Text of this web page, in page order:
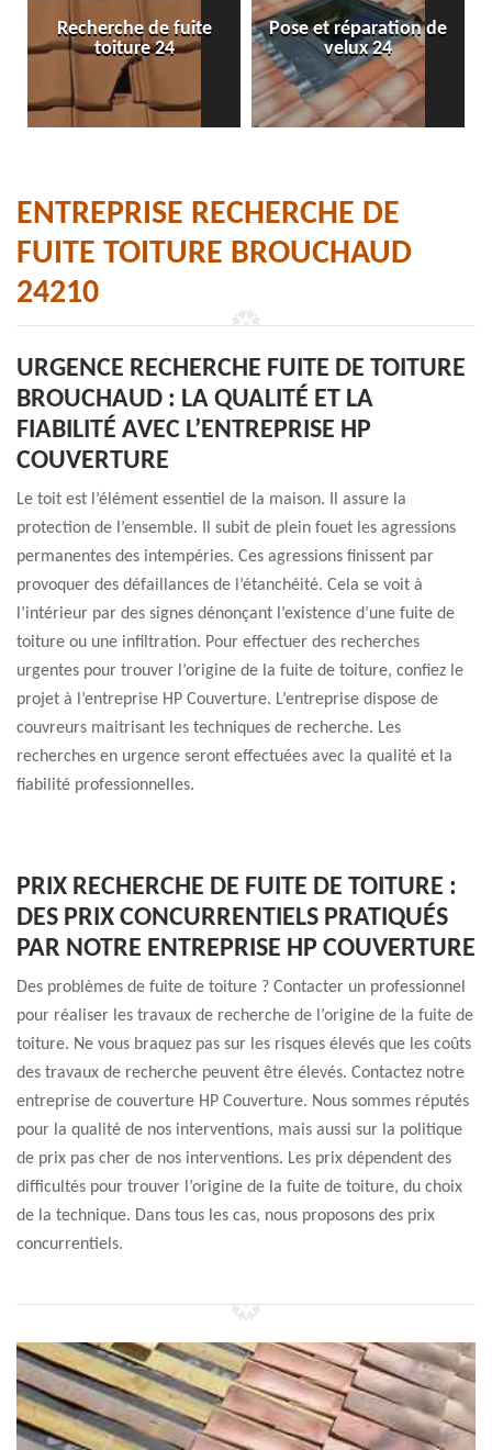
Recherche de fuite
toiture 24
Pose et réparation de
velux 24
ENTREPRISE RECHERCHE DE
FUITE TOITURE BROUCHAUD
24210
URGENCE RECHERCHE FUITE DE TOITURE
BROUCHAUD : LA QUALITÉ ET LA
FIABILITÉ AVEC L’ENTREPRISE HP
COUVERTURE
Le toit est l’élément essentiel de la maison. Il assure la
protection de l’ensemble. Il subit de plein fouet les agressions
permanentes des intempéries. Ces agressions finissent par
provoquer des défaillances de l’étanchéité. Cela se voit à
l’intérieur par des signes dénonçant l’existence d’une fuite de
toiture ou une infiltration. Pour effectuer des recherches
urgentes pour trouver l’origine de la fuite de toiture, confiez le
projet à l’entreprise HP Couverture. L’entreprise dispose de
couvreurs maitrisant les techniques de recherche. Les
recherches en urgence seront effectuées avec la qualité et la
fiabilité professionnelles.
PRIX RECHERCHE DE FUITE DE TOITURE :
DES PRIX CONCURRENTIELS PRATIQUÉS
PAR NOTRE ENTREPRISE HP COUVERTURE
Des problèmes de fuite de toiture ? Contacter un professionnel
pour réaliser les travaux de recherche de l’origine de la fuite de
toiture. Ne vous braquez pas sur les risques élevés que les coûts
des travaux de recherche peuvent être élevés. Contactez notre
entreprise de couverture HP Couverture. Nous sommes réputés
pour la qualité de nos interventions, mais aussi sur la politique
de prix pas cher de nos interventions. Les prix dépendent des
difficultés pour trouver l’origine de la fuite de toiture, du choix
de la technique. Dans tous les cas, nous proposons des prix
concurrentiels.